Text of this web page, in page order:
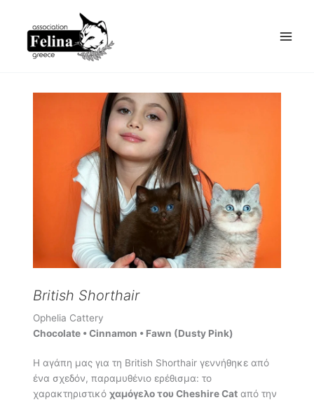
content
British Shorthair
Ophelia Cattery
Chocolate • Cinnamon • Fawn (Dusty Pink)
Η αγάπη μας για τη British Shorthair γεννήθηκε από
ένα σχεδόν, παραμυθένιο ερέθισμα: το
χαρακτηριστικόχαμόγελο του Cheshire Cat από την